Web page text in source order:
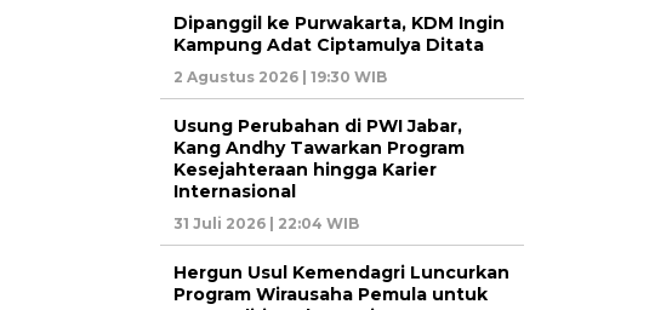
Dipanggil ke Purwakarta, KDM Ingin
Kampung Adat Ciptamulya Ditata
2 Agustus 2026 | 19:30 WIB
Usung Perubahan di PWI Jabar,
Kang Andhy Tawarkan Program
Kesejahteraan hingga Karier
Internasional
31 Juli 2026 | 22:04 WIB
Hergun Usul Kemendagri Luncurkan
Program Wirausaha Pemula untuk